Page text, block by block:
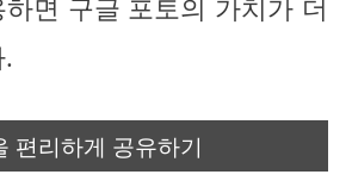
면 구글 포토의 가치가 더
편리하게 공유하기